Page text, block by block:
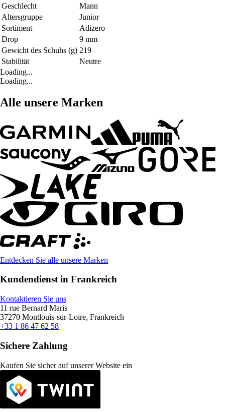
Geschlecht
Mann
Altersgruppe
Junior
Sortiment
Adizero
Drop
9 mm
Gewicht des Schuhs (g) 219
Stabilität
Neutre
Loading...
Loading...
Alle unsere Marken
Entdecken Sie alle unsere Marken
Kundendienst in Frankreich
Kontaktieren Sie uns
11 rue Bernard Maris
37270 Montlouis-sur-Loire, Frankreich
+33 1 86 47 62 58
Sichere Zahlung
Kaufen Sie sicher auf unserer Website ein